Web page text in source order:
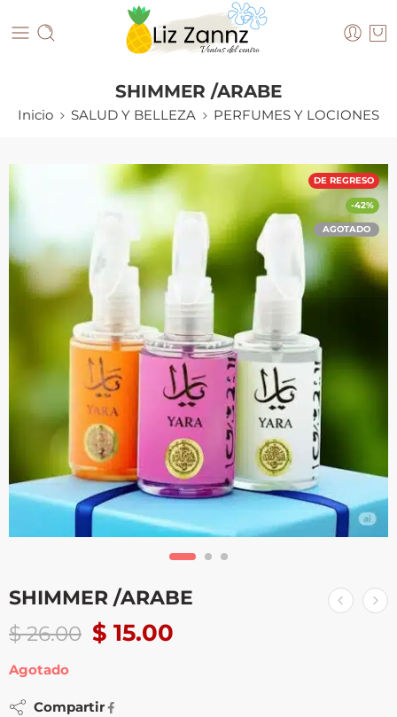
SHIMMER /ARABE
Inicio SALUD Y BELLEZA PERFUMES Y LOCIONES
DE REGRESO
-42%
AGOTADO
SHIMMER /ARABE
$26.00 $ 15.00
Agotado
Compartir